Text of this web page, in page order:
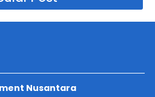
Nusantara